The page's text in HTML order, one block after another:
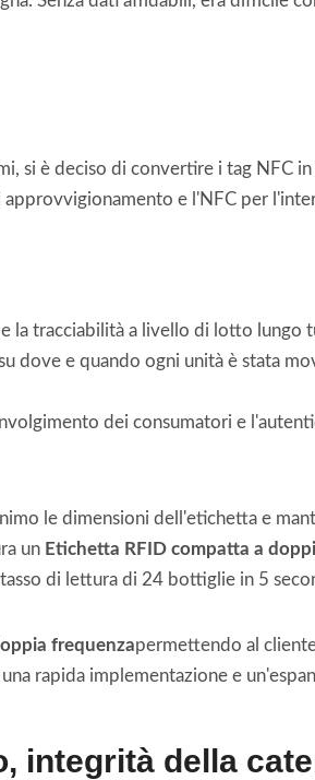
si è deciso di convertire i tag NFC
e l'NFC per
la tracciabilità a livello di lotto
dove e quando ogni unità è stata
dei consumatori e
le dimensioni dell'etichetta e
un Etichetta RFID compatta a
di lettura di 24 bottiglie in 5
frequenzapermettendo al
rapida implementazione e
integrità della